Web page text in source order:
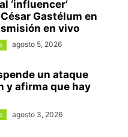
‘influencer’
Gastélum en
en vivo
agosto 5, 2026
un ataque
y afirma que hay
agosto 3, 2026